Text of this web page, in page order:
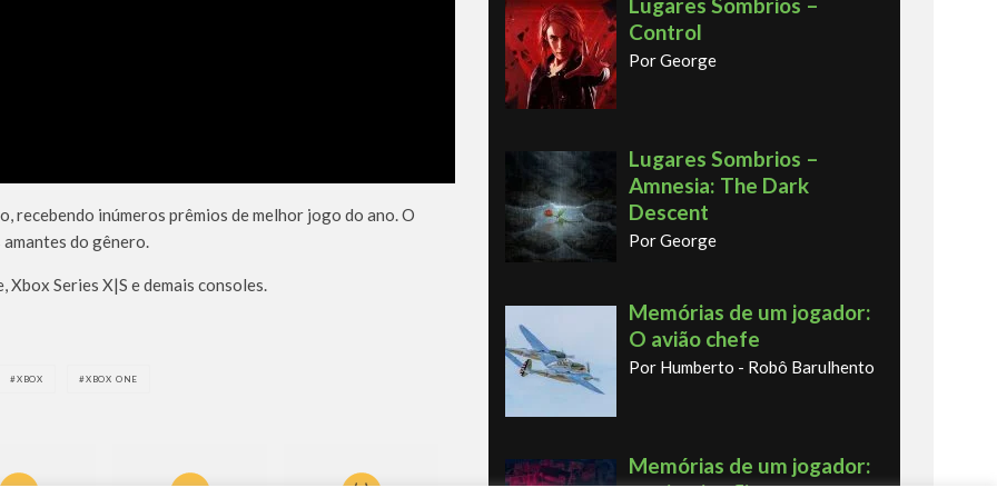
recebendo inúmeros prêmios de melhor jogo do ano. O
do gênero.
Series X|S e demais consoles.
XBOX XBOX ONE
Control
Por George
Lugares Sombrios –
Amnesia: The Dark
Descent
Por George
Memórias de um jogador:
O avião chefe
Por Humberto - Robô Barulhento
Memórias de um jogador:
o primeiro fliperama